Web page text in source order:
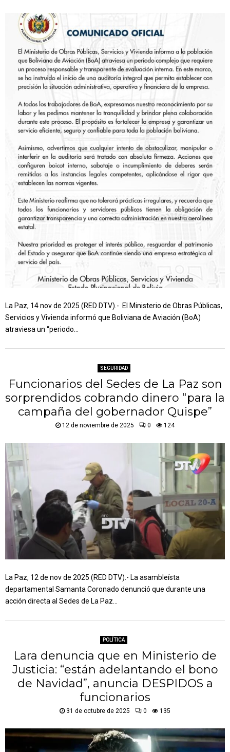
La Paz, 14 nov de 2025 (RED DTV).- El Ministerio de Obras Públicas,
Servicios y Vivienda informó que Boliviana de Aviación (BoA)
atraviesa un “periodo...
SEGURIDAD
Funcionarios del Sedes de La Paz son
sorprendidos cobrando dinero “para la
campaña del gobernador Quispe”
12 de noviembre de 2025 0 124
La Paz, 12 de nov de 2025 (RED DTV).- La asambleísta
departamental Samanta Coronado denunció que durante una
acción directa al Sedes de La Paz...
POLÍTICA
Lara denuncia que en Ministerio de
Justicia: “están adelantando el bono
de Navidad”, anuncia DESPIDOS a
funcionarios
31 de octubre de 2025 0 135